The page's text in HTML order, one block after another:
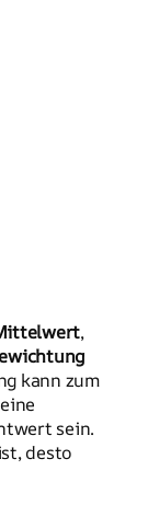
,
kann zum
sein.
desto